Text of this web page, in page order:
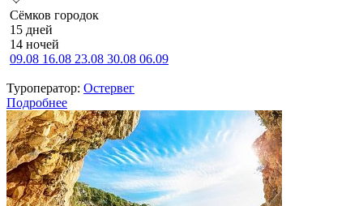
Сёмков городок
15 дней
14 ночей
09.08 16.08 23.08 30.08 06.09
Туроператор: Остервег
Подробнее